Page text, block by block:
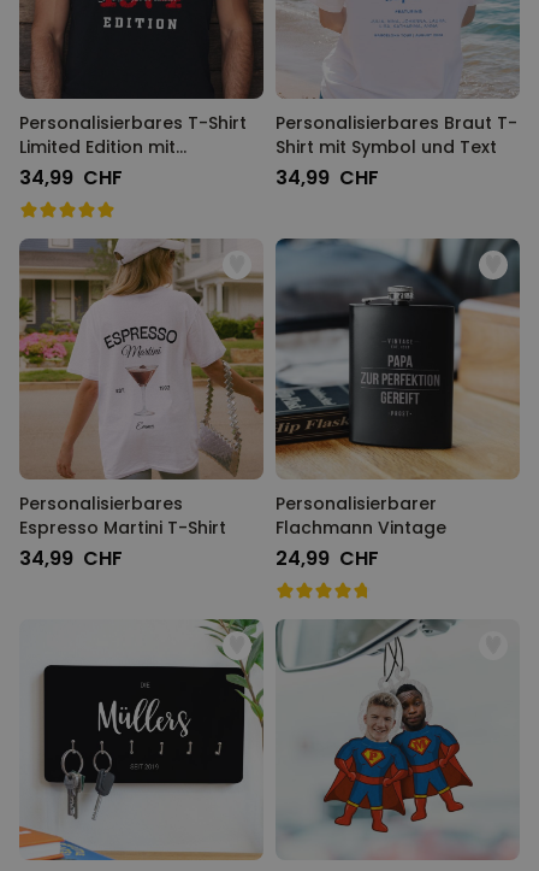
Personalisierbares T-Shirt
Limited Edition mit
Jahreszahl
34,99 CHF
Personalisierbares Braut T-
Shirt mit Symbol und Text
34,99 CHF
Personalisierbares
Espresso Martini T-Shirt
34,99 CHF
Personalisierbarer
Flachmann Vintage
24,99 CHF